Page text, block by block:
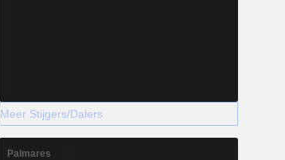
Meer Stijgers/Dalers
Palmares